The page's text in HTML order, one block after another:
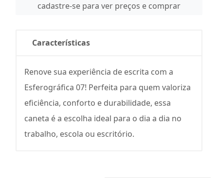
cadastre-se para ver preços e comprar
Características
Renove sua experiência de escrita com a
Esferográfica 07! Perfeita para quem valoriza
eficiência, conforto e durabilidade, essa
caneta é a escolha ideal para o dia a dia no
trabalho, escola ou escritório.